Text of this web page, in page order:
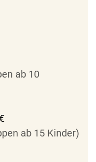
ab 10
ab 15 Kinder)